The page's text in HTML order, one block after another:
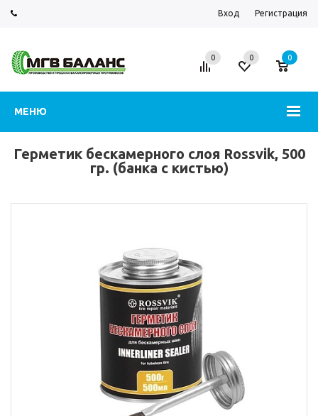
Вход Регистрация
МЕНЮ
0 0 0
Герметик бескамерного слоя Rossvik, 500
гр. (банка с кистью)